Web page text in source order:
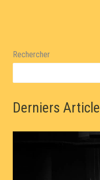
Rechercher
Derniers